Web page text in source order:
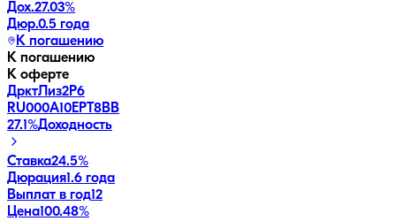
Дох.27.03%
Дюр.0.5 года
К погашению
К погашению
К оферте
ДрктЛиз2Р6
RU000A10EPT8BB
27.1%Доходность
Ставка24.5%
Дюрация1.6 года
Выплат в год12
Цена100.48%